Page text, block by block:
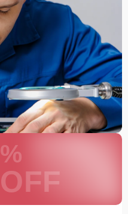
%
OFF